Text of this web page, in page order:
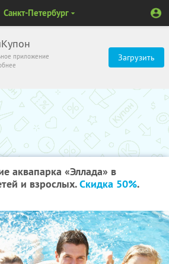
приложение
Загрузить
Санкт-Петербург
аквапарка «Эллада» в
и взрослых.Скидка 50%.